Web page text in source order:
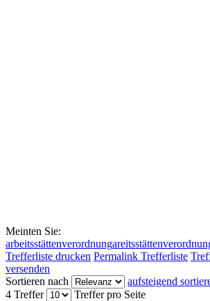
Meinten Sie:
arbeitsstättenverordnung
Trefferliste drucken Permalink Trefferliste
versenden
Sortieren nach
aufsteigend
4 Treffer
Treffer pro Seite